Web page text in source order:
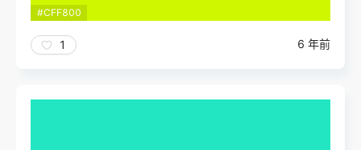
#CFF800
1 6 年前